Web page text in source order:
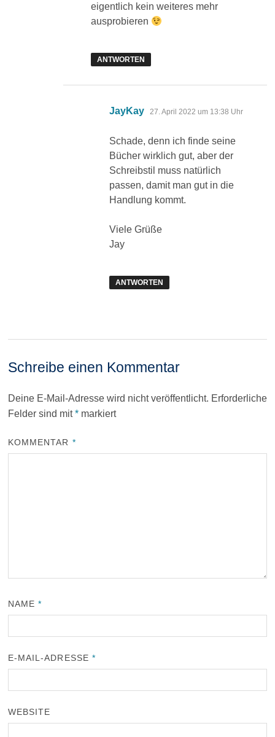
eigentlich kein weiteres mehr
ausprobieren
ANTWORTEN
JayKay sagt:
27. April 2022 um 13:38 Uhr
Schade, denn ich finde seine
Bücher wirklich gut, aber der
Schreibstil muss natürlich
passen, damit man gut in die
Handlung kommt.
Viele Grüße
Jay
ANTWORTEN
Schreibe einen Kommentar
Deine E-Mail-Adresse wird nicht veröffentlicht. Erforderliche
Felder sind mit*markiert
KOMMENTAR *
NAME*
E-MAIL-ADRESSE *
WEBSITE